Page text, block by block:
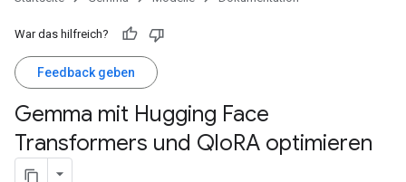
War das hilfreich?
Feedback geben
Gemma mit Hugging Face
Transformers und QloRA optimieren